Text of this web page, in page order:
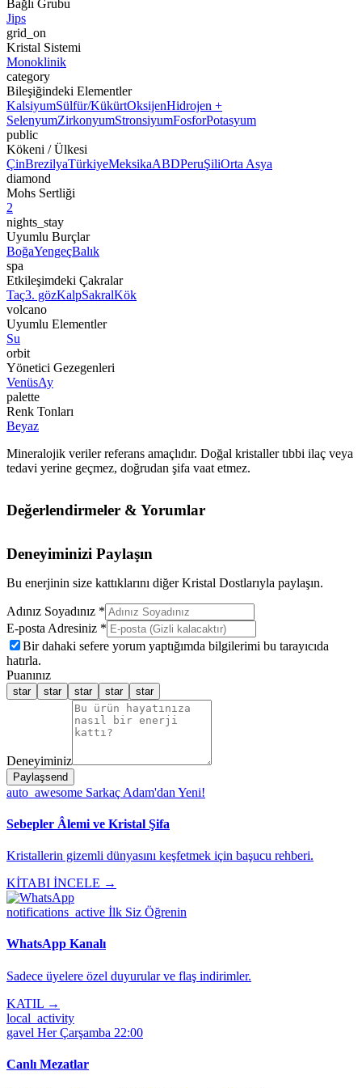
Bağlı Grubu
Jips
grid_on
Kristal Sistemi
Monoklinik
category
Bileşiğindeki Elementler
KalsiyumSülfür/KükürtOksijenHidrojen +
SelenyumZirkonyumStronsiyumFosforPotasyum
public
Kökeni / Ülkesi
ÇinBrezilyaTürkiyeMeksikaABDPeruŞiliOrta Asya
diamond
Mohs Sertliği
2
nights_stay
Uyumlu Burçlar
BoğaYengeçBalık
spa
Etkileşimdeki Çakralar
Taç3. gözKalpSakralKök
volcano
Uyumlu Elementler
Su
orbit
Yönetici Gezegenleri
VenüsAy
palette
Renk Tonları
Beyaz
Mineralojik veriler referans amaçlıdır. Doğal kristaller tıbbi ilaç veya
tedavi yerine geçmez, doğrudan şifa vaat etmez.
Değerlendirmeler & Yorumlar
Deneyiminizi Paylaşın
Bu enerjinin size kattıklarını diğer Kristal Dostlarıyla paylaşın.
Adınız Soyadınız *
E-posta Adresiniz *
Bir dahaki sefere yorum yaptığımda bilgilerimi bu tarayıcıda
hatırla.
Puanınız
star star star star star
Deneyiminiz
Paylaşsend
auto_awesome Sarkaç Adam'dan Yeni!
Sebepler Âlemi ve Kristal Şifa
Kristallerin gizemli dünyasını keşfetmek için başucu rehberi.
KİTABI İNCELE →
notifications_active İlk Siz Öğrenin
WhatsApp Kanalı
Sadece üyelere özel duyurular ve flaş indirimler.
KATIL →
local_activity
gavel Her Çarşamba 22:00
Canlı Mezatlar